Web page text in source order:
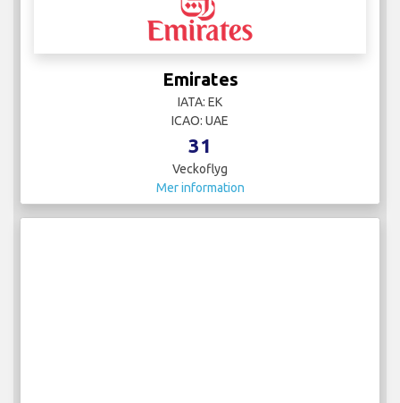
Emirates
IATA: EK
ICAO: UAE
31
Veckoflyg
Mer information